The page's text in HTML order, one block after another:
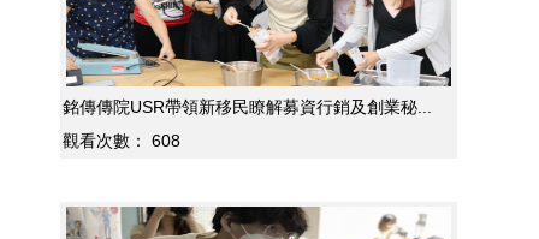
銘傳傳院USR帶領新移民瞭解募資行銷及創業秘...
觀看次數：
608